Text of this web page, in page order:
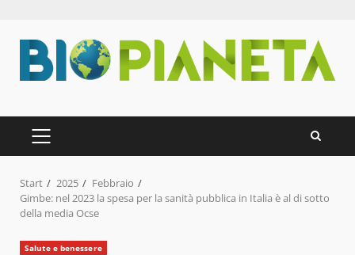
Inhalt
springen
PRIMÄRES
MENÜ
Start 2025
Febbraio
Gimbe: nel 2023 la spesa per la sanità pubblica in Italia è al di sotto
della media Ocse
Salute e benessere